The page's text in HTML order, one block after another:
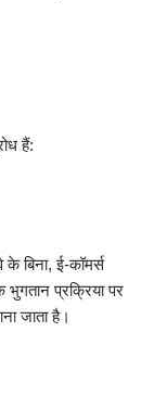
हैं:
बिना, ई-कॉमर्स
भुगतान प्रक्रिया पर
जाता है।